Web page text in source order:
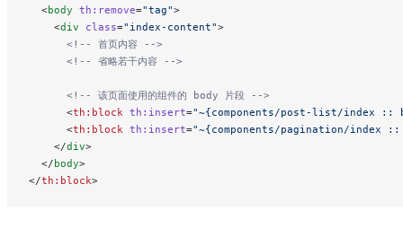
  <
body th:remove="tag">
    <
div class="index-content">
      <!-- 首页内容 -->
      <!-- 省略若干内容 -->
      <!-- 该页面使用的组件的 body 片段 -->
      <
th:block th:insert="~{components/post-list/index ::
      <
th:block th:insert="~{components/pagination/index
    </
div>
  </
body>
</th:block>